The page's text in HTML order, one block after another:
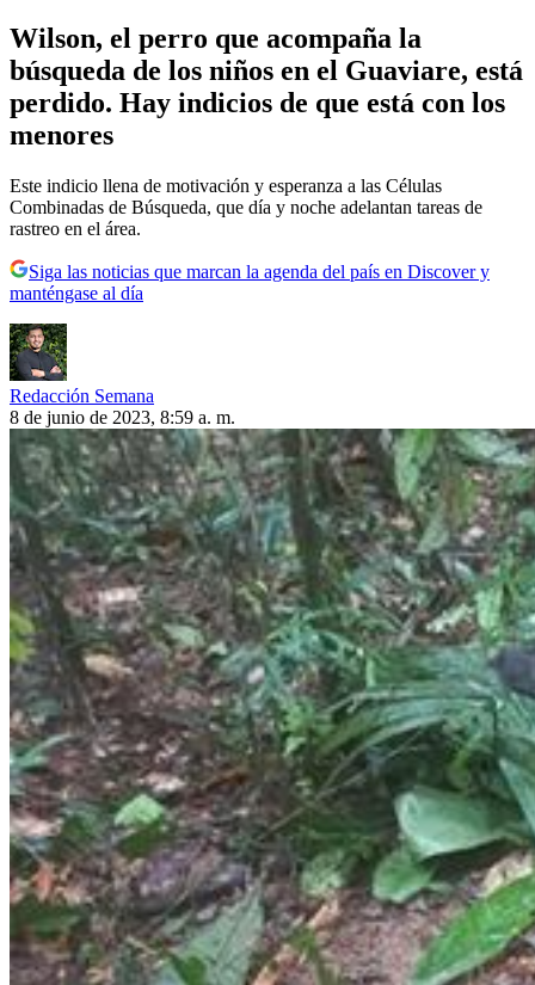
Wilson, el perro que acompaña la
búsqueda de los niños en el Guaviare, está
perdido. Hay indicios de que está con los
menores
Este indicio llena de motivación y esperanza a las Células
Combinadas de Búsqueda, que día y noche adelantan tareas de
rastreo en el área.
Siga las noticias que marcan la agenda del país en Discover y
manténgase al día
Redacción Semana
8 de junio de 2023, 8:59 a. m.